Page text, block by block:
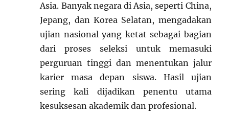
Asia. Banyak negara di Asia, seperti China,
Jepang, dan Korea Selatan, mengadakan
ujian nasional yang ketat sebagai bagian
dari proses seleksi untuk memasuki
perguruan tinggi dan menentukan jalur
karier masa depan siswa. Hasil ujian
sering kali dijadikan penentu utama
kesuksesan akademik dan profesional.